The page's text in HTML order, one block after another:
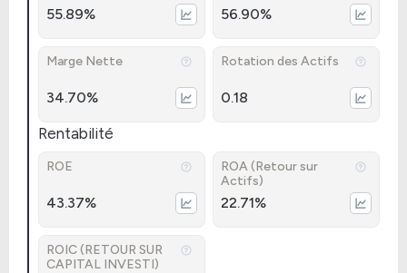
55.89% 56.90%
Marge Nette
34.70%
Rotation des Actifs
0.18
Rentabilité
ROE
43.37%
ROA (Retour sur
Actifs)
22.71%
ROIC (RETOUR SUR
CAPITAL INVESTI)